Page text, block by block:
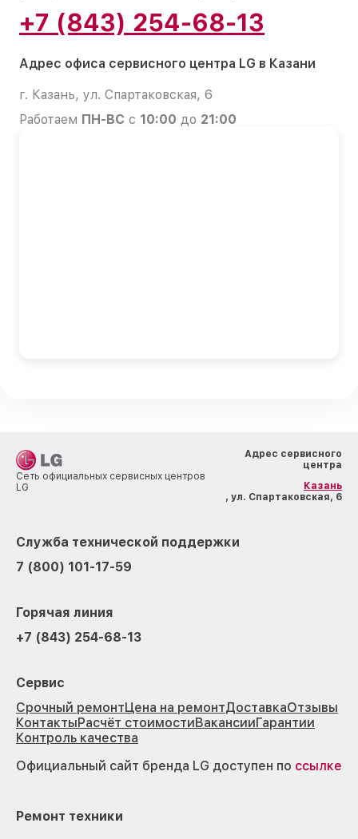
+7 (843) 254-68-13
Адрес офиса сервисного центра LG в Казани
г. Казань, ул. Спартаковская, 6
Работаем ПН-ВС с 10:00 до 21:00
Сеть официальных сервисных центров
LG
Адрес сервисного
центра
Казань
, ул. Спартаковская, 6
Служба технической поддержки
7 (800) 101-17-59
Горячая линия
+7 (843) 254-68-13
Сервис
Срочный ремонтЦена на ремонтДоставкаОтзывы
КонтактыРасчёт стоимостиВакансииГарантии
Контроль качества
Официальный сайт бренда LG доступен по ссылке
Ремонт техники